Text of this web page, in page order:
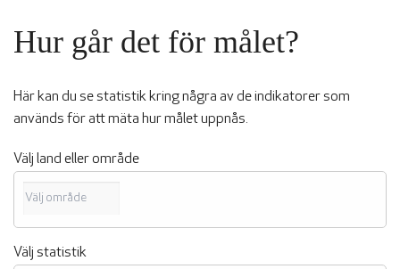
Hur går det för målet?
Här kan du se statistik kring några av de indikatorer som
används för att mäta hur målet uppnås.
Välj land eller område
Välj statistik